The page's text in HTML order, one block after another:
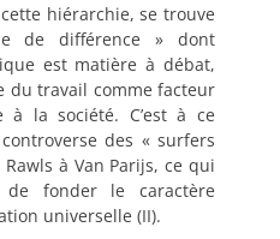
hiérarchie, se trouve
de différence » dont
est matière à débat,
travail comme facteur
à la société. C’est à ce
des « surfers
à Van Parijs, ce qui
fonder le caractère
universelle (II).